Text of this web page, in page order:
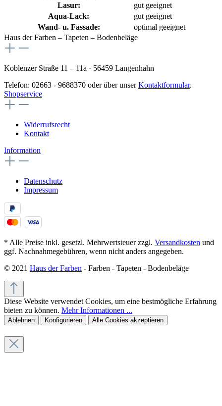
Lasur:
gut geeignet
Aqua-Lack:
gut geeignet
Wand- u. Fassade:
optimal geeignet
Haus der Farben – Tapeten – Bodenbeläge
Koblenzer Straße 11 – 11a · 56459 Langenhahn
Telefon: 02663 - 9688370 oder über unserKontaktformular.
Shopservice
Widerrufsrecht
Kontakt
Information
Datenschutz
Impressum
* Alle Preise inkl. gesetzl. Mehrwertsteuer zzgl. Versandkosten und
ggf. Nachnahmegebühren, wenn nicht anders angegeben.
© 2021 Haus der Farben - Farben - Tapeten - Bodenbeläge
Diese Website verwendet Cookies, um eine bestmögliche Erfahrung
bieten zu können. Mehr Informationen ...
Ablehnen Konfigurieren Alle Cookies akzeptieren